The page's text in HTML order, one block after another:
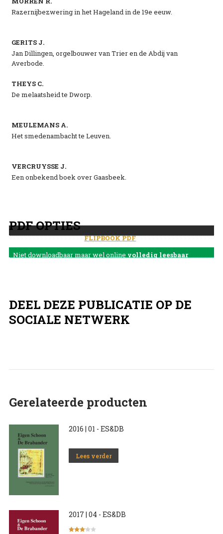
Razernijbezwering in het Hageland in de 19e eeuw.
GERITS J.
Jan Dillingen, orgelbouwer van Trier en de Abdij van
Averbode.
THEYS C.
De melaatsheid te Dworp.
MEULEMANS A.
Het smedenambacht te Leuven.
VERCRUYSSE J.
Een onbekend boek over Gaasbeek.
PDF OPTIES
FLIPBOOK PDF
Niet downloadbaar maar wel online volledig leesbaar
DEEL DEZE PUBLICATIE OP DE
SOCIALE NETWERK
Gerelateerde producten
2016 | 01 - ES&DB
Lees verder
2017 | 04 - ES&DB